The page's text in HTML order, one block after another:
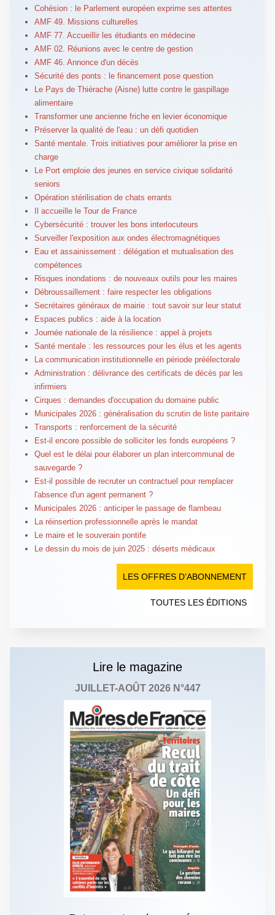
Cohésion : le Parlement européen exprime ses attentes
AMF 49. Missions culturelles
AMF 77. Accueillir les étudiants en médecine
AMF 02. Réunions avec le centre de gestion
AMF 46. Annonce d'un décès
Sécurité des ponts : le financement pose question
Le Pays de Thiérache (Aisne) lutte contre le gaspillage
alimentaire
Transformer une ancienne friche en levier économique
Préserver la qualité de l'eau : un défi quotidien
Santé mentale. Trois initiatives pour améliorer la prise en
charge
Le Port emploie des jeunes en service civique solidarité
seniors
Opération stérilisation de chats errants
Il accueille le Tour de France
Cybersécurité : trouver les bons interlocuteurs
Surveiller l'exposition aux ondes électromagnétiques
Eau et assainissement : délégation et mutualisation des
compétences
Risques inondations : de nouveaux outils pour les maires
Débroussaillement : faire respecter les obligations
Secrétaires généraux de mairie : tout savoir sur leur statut
Espaces publics : aide à la location
Journée nationale de la résilience : appel à projets
Santé mentale : les ressources pour les élus et les agents
La communication institutionnelle en période préélectorale
Administration : délivrance des certificats de décès par les
infirmiers
Cirques : demandes d'occupation du domaine public
Municipales 2026 : généralisation du scrutin de liste paritaire
Transports : renforcement de la sécurité
Est-il encore possible de solliciter les fonds européens ?
Quel est le délai pour élaborer un plan intercommunal de
sauvegarde ?
Est-il possible de recruter un contractuel pour remplacer
l'absence d'un agent permanent ?
Municipales 2026 : anticiper le passage de flambeau
La réinsertion professionnelle après le mandat
Le maire et le souverain pontife
Le dessin du mois de juin 2025 : déserts médicaux
LES OFFRES D’ABONNEMENT
TOUTES LES ÉDITIONS
Lire le magazine
JUILLET-AOÛT 2026 N°447